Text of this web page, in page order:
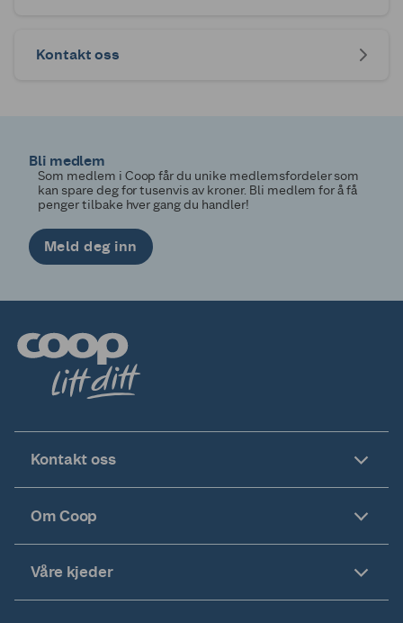
Kontakt oss
Bli medlem
Som medlem i Coop får du unike medlemsfordeler som
kan spare deg for tusenvis av kroner. Bli medlem for å få
penger tilbake hver gang du handler!
Meld deg inn
Kontakt oss
Om Coop
Våre kjeder